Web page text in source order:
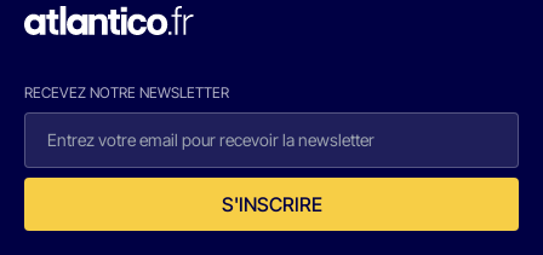
RECEVEZ NOTRE NEWSLETTER
S'INSCRIRE